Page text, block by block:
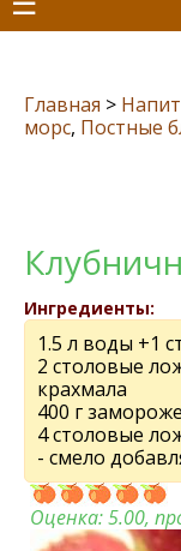
Главная >
морс, Постные
Ингредиенты:
1.5 л воды +1
2 столовые
крахмала
400 г
4 столовые
- смело
Оценка:5.00,